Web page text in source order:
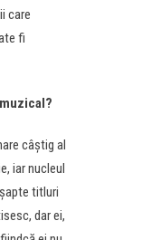
care
fi
câștig al
iar nucleul
titluri
dar ei,